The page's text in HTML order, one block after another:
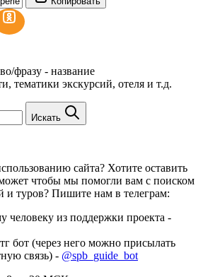
фразу - название
тематики экскурсий, отеля и т.д.
Искать
сайта? Хотите оставить
чтобы мы помогли вам с поиском
и туров? Пишите нам в телеграм:
человеку из поддержки проекта -
бот (через него можно присылать
связь) - @spb_guide_bot